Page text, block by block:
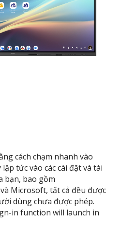
cách chạm nhanh vào
tức vào các cài đặt và tài
bạn, bao gồm
Microsoft, tất cả đều được
dùng chưa được phép.
in function will launch in